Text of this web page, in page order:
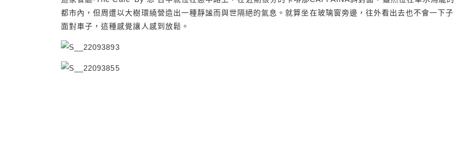
都市內，但周遭以大樹環繞營造出一種靜謐而與世隔絕的氣息。就算坐在玻璃窗旁邊，往外看出去也不會一下子
面對車子，這種感覺讓人感到放鬆。